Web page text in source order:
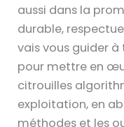
aussi dans la
durable,
vais vous guider
pour mettre en
citrouilles
exploitation, en
méthodes et les